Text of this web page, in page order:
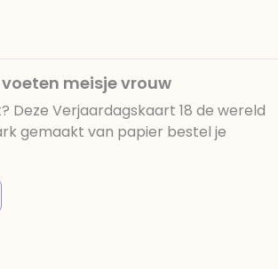
meisje vrouw
Deze Verjaardagskaart 18 de wereld
gemaakt van papier bestel je